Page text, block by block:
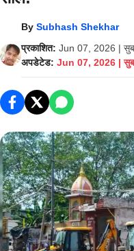
BySubhash Shekhar
प्रकाशित: Jun 07, 2026 |
अपडेटेड: Jun 07, 2026 |